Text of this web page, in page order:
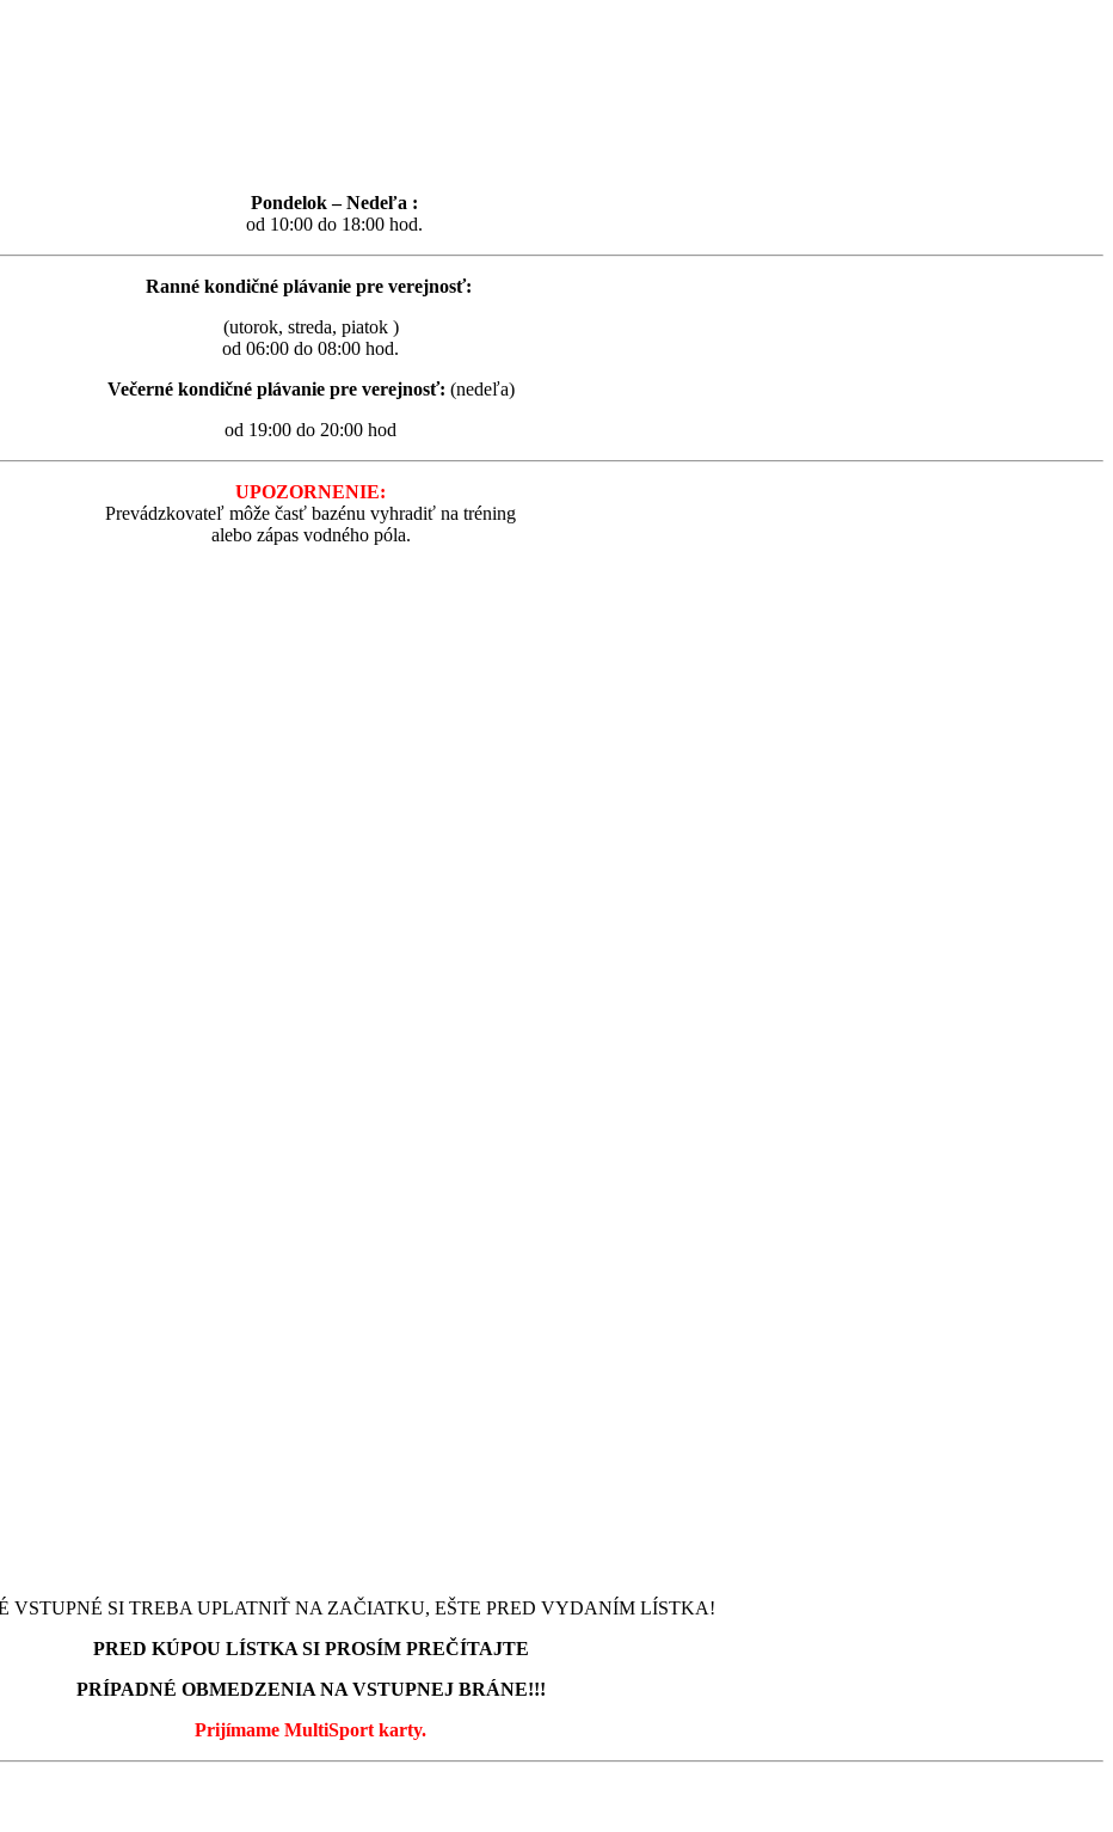
Pondelok – Nedeľa :
od 10:00 do 18:00 hod.
Ranné kondičné plávanie pre verejnosť:
(utorok, streda, piatok )
od 06:00 do 08:00 hod.
Večerné kondičné plávanie pre verejnosť: (nedeľa)
od 19:00 do 20:00 hod
UPOZORNENIE:
Prevádzkovateľ môže časť bazénu vyhradiť na tréning
alebo zápas vodného póla.
VSTUPNÉ SI TREBA UPLATNIŤ NA ZAČIATKU, EŠTE PRED VYDANÍM LÍSTKA!
PRED KÚPOU LÍSTKA SI PROSÍM PREČÍTAJTE
PRÍPADNÉ OBMEDZENIA NA VSTUPNEJ BRÁNE!!!
Prijímame MultiSport karty.